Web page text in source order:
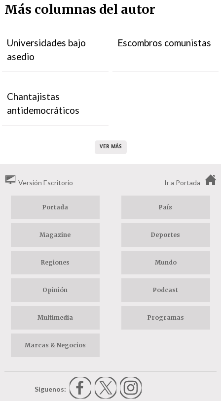
Más columnas del autor
Universidades bajo
asedio
Escombros comunistas
Chantajistas
antidemocráticos
VER MÁS
Versión Escritorio Ir a Portada
Portada País
Magazine Deportes
Regiones Mundo
Opinión Podcast
Multimedia Programas
Marcas & Negocios
Síguenos: